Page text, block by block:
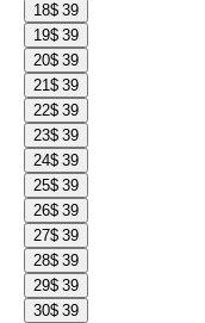
18$ 39
19$ 39
20$ 39
21$ 39
22$ 39
23$ 39
24$ 39
25$ 39
26$ 39
27$ 39
28$ 39
29$ 39
30$ 39